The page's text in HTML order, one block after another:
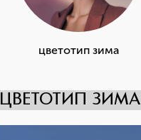
цветотип зима
ЦВЕТОТИП ЗИМА